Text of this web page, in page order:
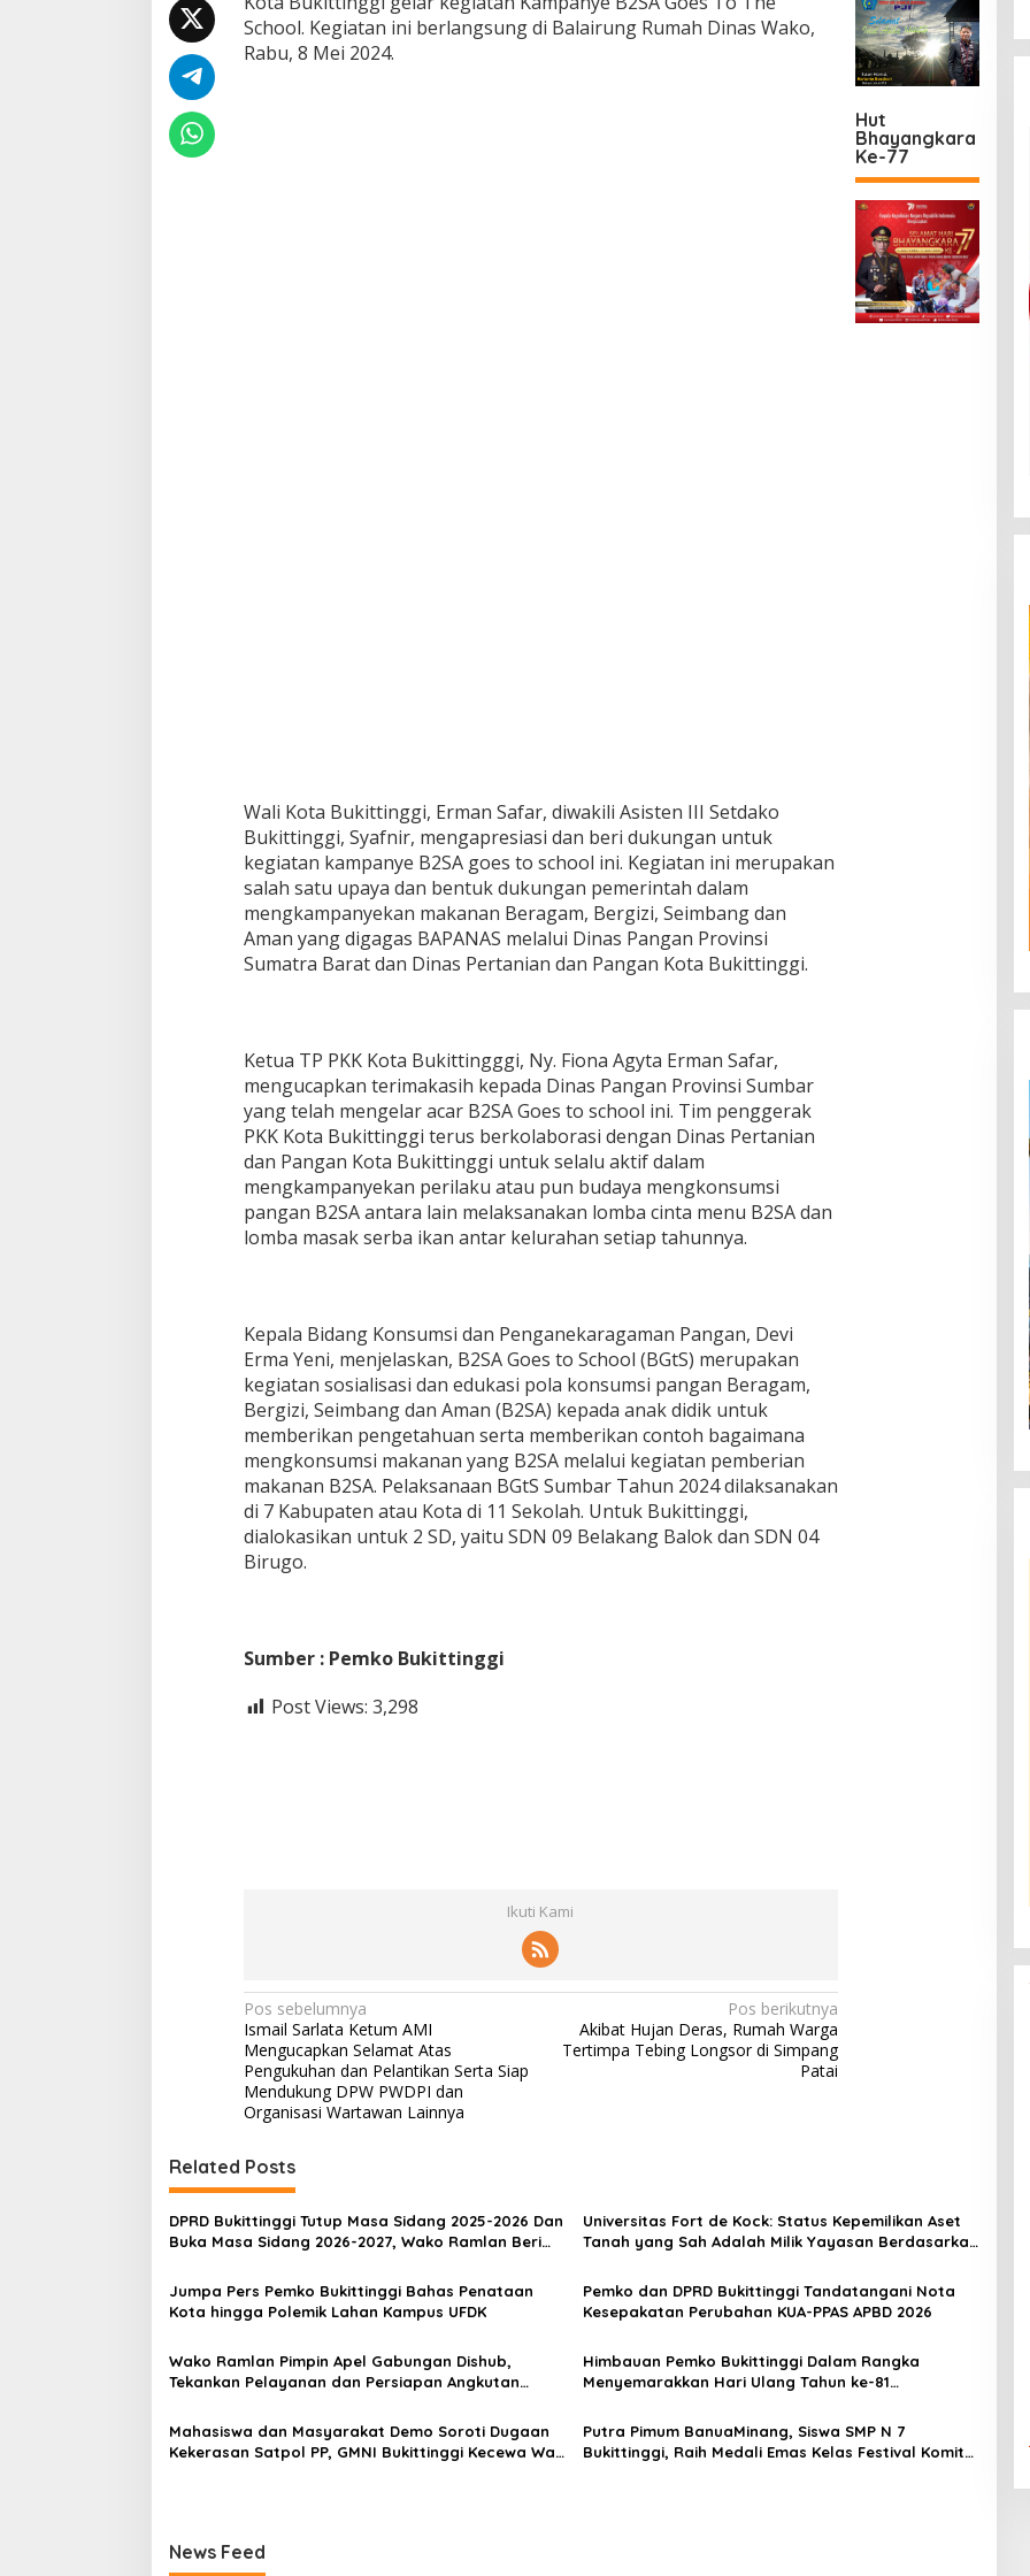
o
T
School. Kegiatan ini berlangsung di Balairung Rumah Dinas Wako,
Rabu, 8 Mei 2024.
Wali Kota Bukittinggi, Erman Safar, diwakili Asisten III Setdako
Bukittinggi, Syafnir, mengapresiasi dan beri dukungan untuk
kegiatan kampanye B2SA goes to school ini. Kegiatan ini merupakan
salah satu upaya dan bentuk dukungan pemerintah dalam
mengkampanyekan makanan Beragam, Bergizi, Seimbang dan
Aman yang digagas BAPANAS melalui Dinas Pangan Provinsi
Sumatra Barat dan Dinas Pertanian dan Pangan Kota Bukittinggi.
Ketua TP PKK Kota Bukittingggi, Ny. Fiona Agyta Erman Safar,
mengucapkan terimakasih kepada Dinas Pangan Provinsi Sumbar
yang telah mengelar acar B2SA Goes to school ini. Tim penggerak
PKK Kota Bukittinggi terus berkolaborasi dengan Dinas Pertanian
dan Pangan Kota Bukittinggi untuk selalu aktif dalam
mengkampanyekan perilaku atau pun budaya mengkonsumsi
pangan B2SA antara lain melaksanakan lomba cinta menu B2SA dan
lomba masak serba ikan antar kelurahan setiap tahunnya.
Kepala Bidang Konsumsi dan Penganekaragaman Pangan, Devi
Erma Yeni, menjelaskan, B2SA Goes to School (BGtS) merupakan
kegiatan sosialisasi dan edukasi pola konsumsi pangan Beragam,
Bergizi, Seimbang dan Aman (B2SA) kepada anak didik untuk
memberikan pengetahuan serta memberikan contoh bagaimana
mengkonsumsi makanan yang B2SA melalui kegiatan pemberian
makanan B2SA. Pelaksanaan BGtS Sumbar Tahun 2024 dilaksanakan
di 7 Kabupaten atau Kota di 11 Sekolah. Untuk Bukittinggi,
dialokasikan untuk 2 SD, yaitu SDN 09 Belakang Balok dan SDN 04
Birugo.
Sumber : Pemko Bukittinggi
Post Views: 3,298
Ikuti Kami
N
a
v
i
a
s
i
o
Pos sebelumnya
Ismail Sarlata Ketum AMI
Mengucapkan Selamat Atas
Pengukuhan dan Pelantikan Serta Siap
Mendukung DPW PWDPI dan
Organisasi Wartawan Lainnya
Pos berikutnya
Akibat Hujan Deras, Rumah Warga
Tertimpa Tebing Longsor di Simpang
Patai
Hut
Bhayangkara
Ke-77
Related Posts
DPRD Bukittinggi Tutup Masa Sidang 2025-2026 Dan
Buka Masa Sidang 2026-2027, Wako Ramlan Beri
Universitas Fort de Kock: Status Kepemilikan Aset
Tanah yang Sah Adalah Milik Yayasan Berdasarkan
Jumpa Pers Pemko Bukittinggi Bahas Penataan
Kota hingga Polemik Lahan Kampus UFDK
Pemko dan DPRD Bukittinggi Tandatangani Nota
Kesepakatan Perubahan KUA-PPAS APBD 2026
Wako Ramlan Pimpin Apel Gabungan Dishub,
Tekankan Pelayanan dan Persiapan Angkutan
Himbauan Pemko Bukittinggi Dalam Rangka
Menyemarakkan Hari Ulang Tahun ke-81
Mahasiswa dan Masyarakat Demo Soroti Dugaan
Kekerasan Satpol PP, GMNI Bukittinggi Kecewa Wali
Putra Pimum BanuaMinang, Siswa SMP N 7
Bukittinggi, Raih Medali Emas Kelas Festival Komite
News Feed